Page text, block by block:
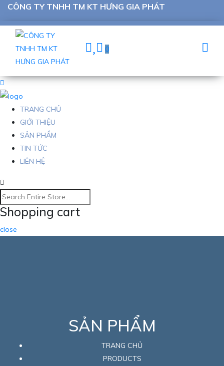
CÔNG TY TNHH TM KT HƯNG GIA PHÁT
0
TRANG CHỦ
GIỚI THIỆU
SẢN PHẨM
TIN TỨC
LIÊN HỆ
Shopping cart
close
SẢN PHẨM
TRANG CHỦ
PRODUCTS